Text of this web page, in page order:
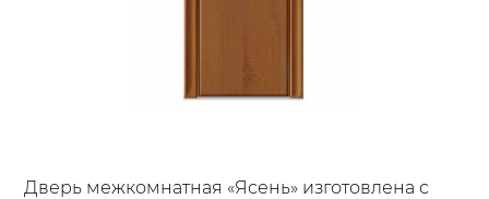
Дверь межкомнатная «Ясень» изготовлена с